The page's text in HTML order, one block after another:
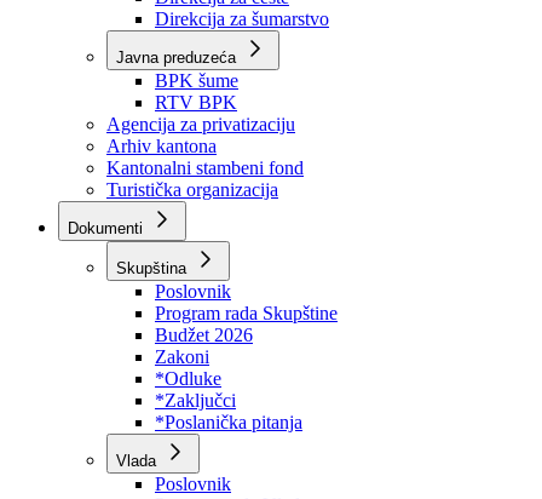
Direkcije
Direkcija za robne rezerve
Direkcija za ceste
Direkcija za šumarstvo
Javna preduzeća
BPK šume
RTV BPK
Agencija za privatizaciju
Arhiv kantona
Kantonalni stambeni fond
Turistička organizacija
Dokumenti
Skupština
Poslovnik
Program rada Skupštine
Budžet 2026
Zakoni
*Odluke
*Zaključci
*Poslanička pitanja